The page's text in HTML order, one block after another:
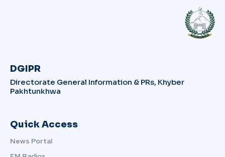
DGIPR
Directorate General Information & PRs, Khyber
Pakhtunkhwa
Quick Access
News Portal